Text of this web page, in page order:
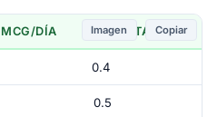
MCG/DÍA NOTAS
0.4
0.5
Copiar
Imagen